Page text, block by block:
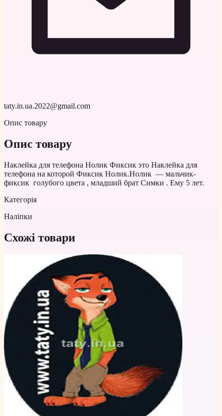
taty.in.ua.2022@gmail.com
Опис товару
Опис товару
Наклейка для телефона Нолик Фиксик это Наклейка для
телефона на которой Фиксик Нолик.Нолик — мальчик-
фиксик голубого цвета , младший брат Симки . Ему 5 лет.
Категорія
Наліпки
Схожі товари